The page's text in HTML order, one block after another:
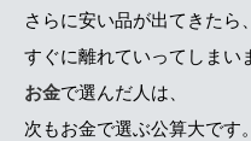
さらに安い品が出てきたら、
すぐに離れていってしまい
お金で選んだ人は、
次もお金で選ぶ公算大です。